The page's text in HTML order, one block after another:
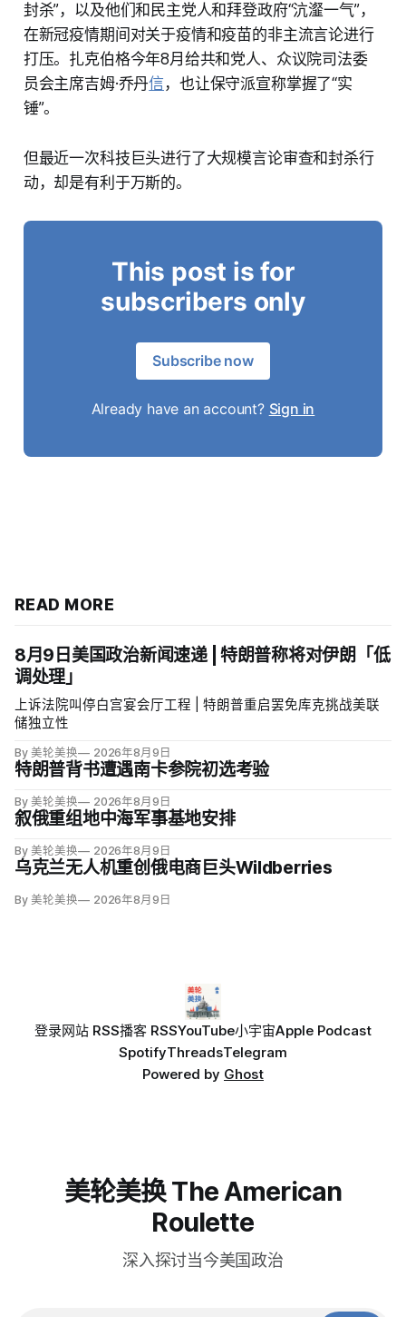
封杀”，以及他们和民主党人和拜登政府“沆瀣一气”，
在新冠疫情期间对关于疫情和疫苗的非主流言论进行
打压。扎克伯格今年8月给共和党人、众议院司法委
员会主席吉姆·乔丹信 ，也让保守派宣称掌握了“实
锤”。
但最近一次科技巨头进行了大规模言论审查和封杀行
动，却是有利于万斯的。
This post is for
subscribers only
Subscribe now
Already have an account? Sign in
READ MORE
8月9日美国政治新闻速递 | 特朗普称将对伊朗「低
调处理」
上诉法院叫停白宫宴会厅工程 | 特朗普重启罢免库克挑战美联
储独立性
By 美轮美换 2026年8月9日
特朗普背书遭遇南卡参院初选考验
By 美轮美换 2026年8月9日
叙俄重组地中海军事基地安排
By 美轮美换 2026年8月9日
乌克兰无人机重创俄电商巨头Wildberries
By 美轮美换 2026年8月9日
登录网站 RSS播客 RSSYouTube小宇宙Apple Podcast
SpotifyThreadsTelegram
Powered by Ghost
美轮美换 The American
Roulette
深入探讨当今美国政治